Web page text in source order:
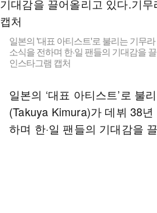
일본의 '대표 아티스트'로 불리는 기무
소식을 전하며 한·일 팬들의 기대감을
인스타그램 캡처
일본의 ‘대표 아티스트’로 불
(Takuya Kimura)가 데뷔 38
하며 한·일 팬들의 기대감을